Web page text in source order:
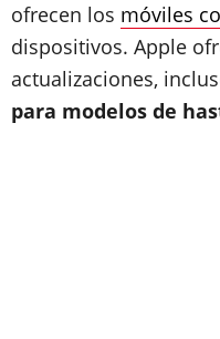
ofrecen los móviles
dispositivos. Apple
actualizaciones,
para modelos de